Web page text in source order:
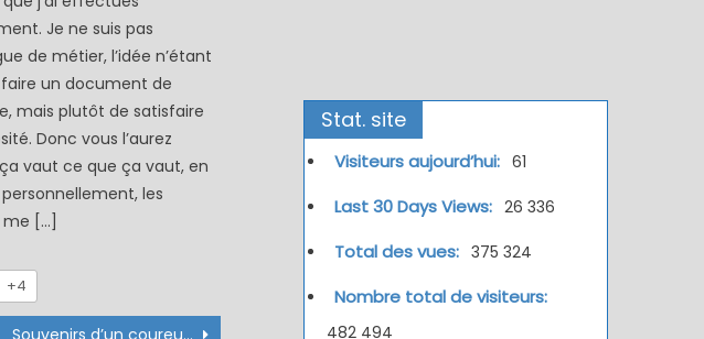
Je ne suis pas
de métier, l’idée n’étant
faire un document de
mais plutôt de satisfaire
Donc vous l’aurez
vaut ce que ça vaut, en
les
[…]
+4
Souvenirs d’un coureur de berges ( tome 1 et 2 )
Stat. site
Visiteurs aujourd’hui: 61
Last 30 Days Views: 26 336
Total des vues: 375 324
Nombre total de visiteurs:
482 494